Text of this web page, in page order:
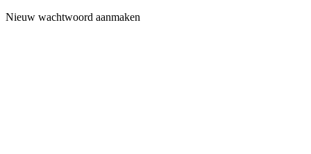
Nieuw wachtwoord aanmaken